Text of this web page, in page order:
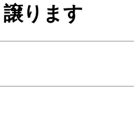
ります